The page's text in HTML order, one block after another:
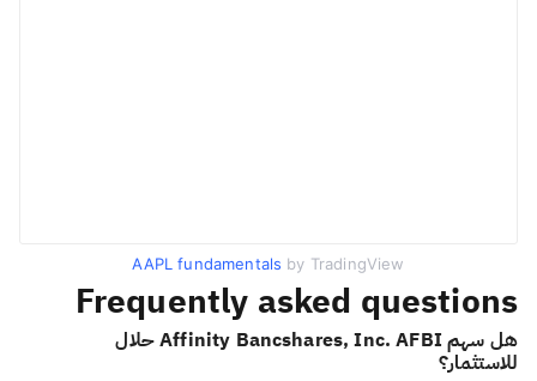
AAPL fundamentals by TradingView
Frequently asked questions
هل سهم Affinity Bancshares, Inc. AFBI حلال
للاستثمار؟